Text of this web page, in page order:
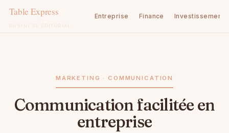
Entreprise Finance Investissement
MARKETING · COMMUNICATION
Communication facilitée en
entreprise